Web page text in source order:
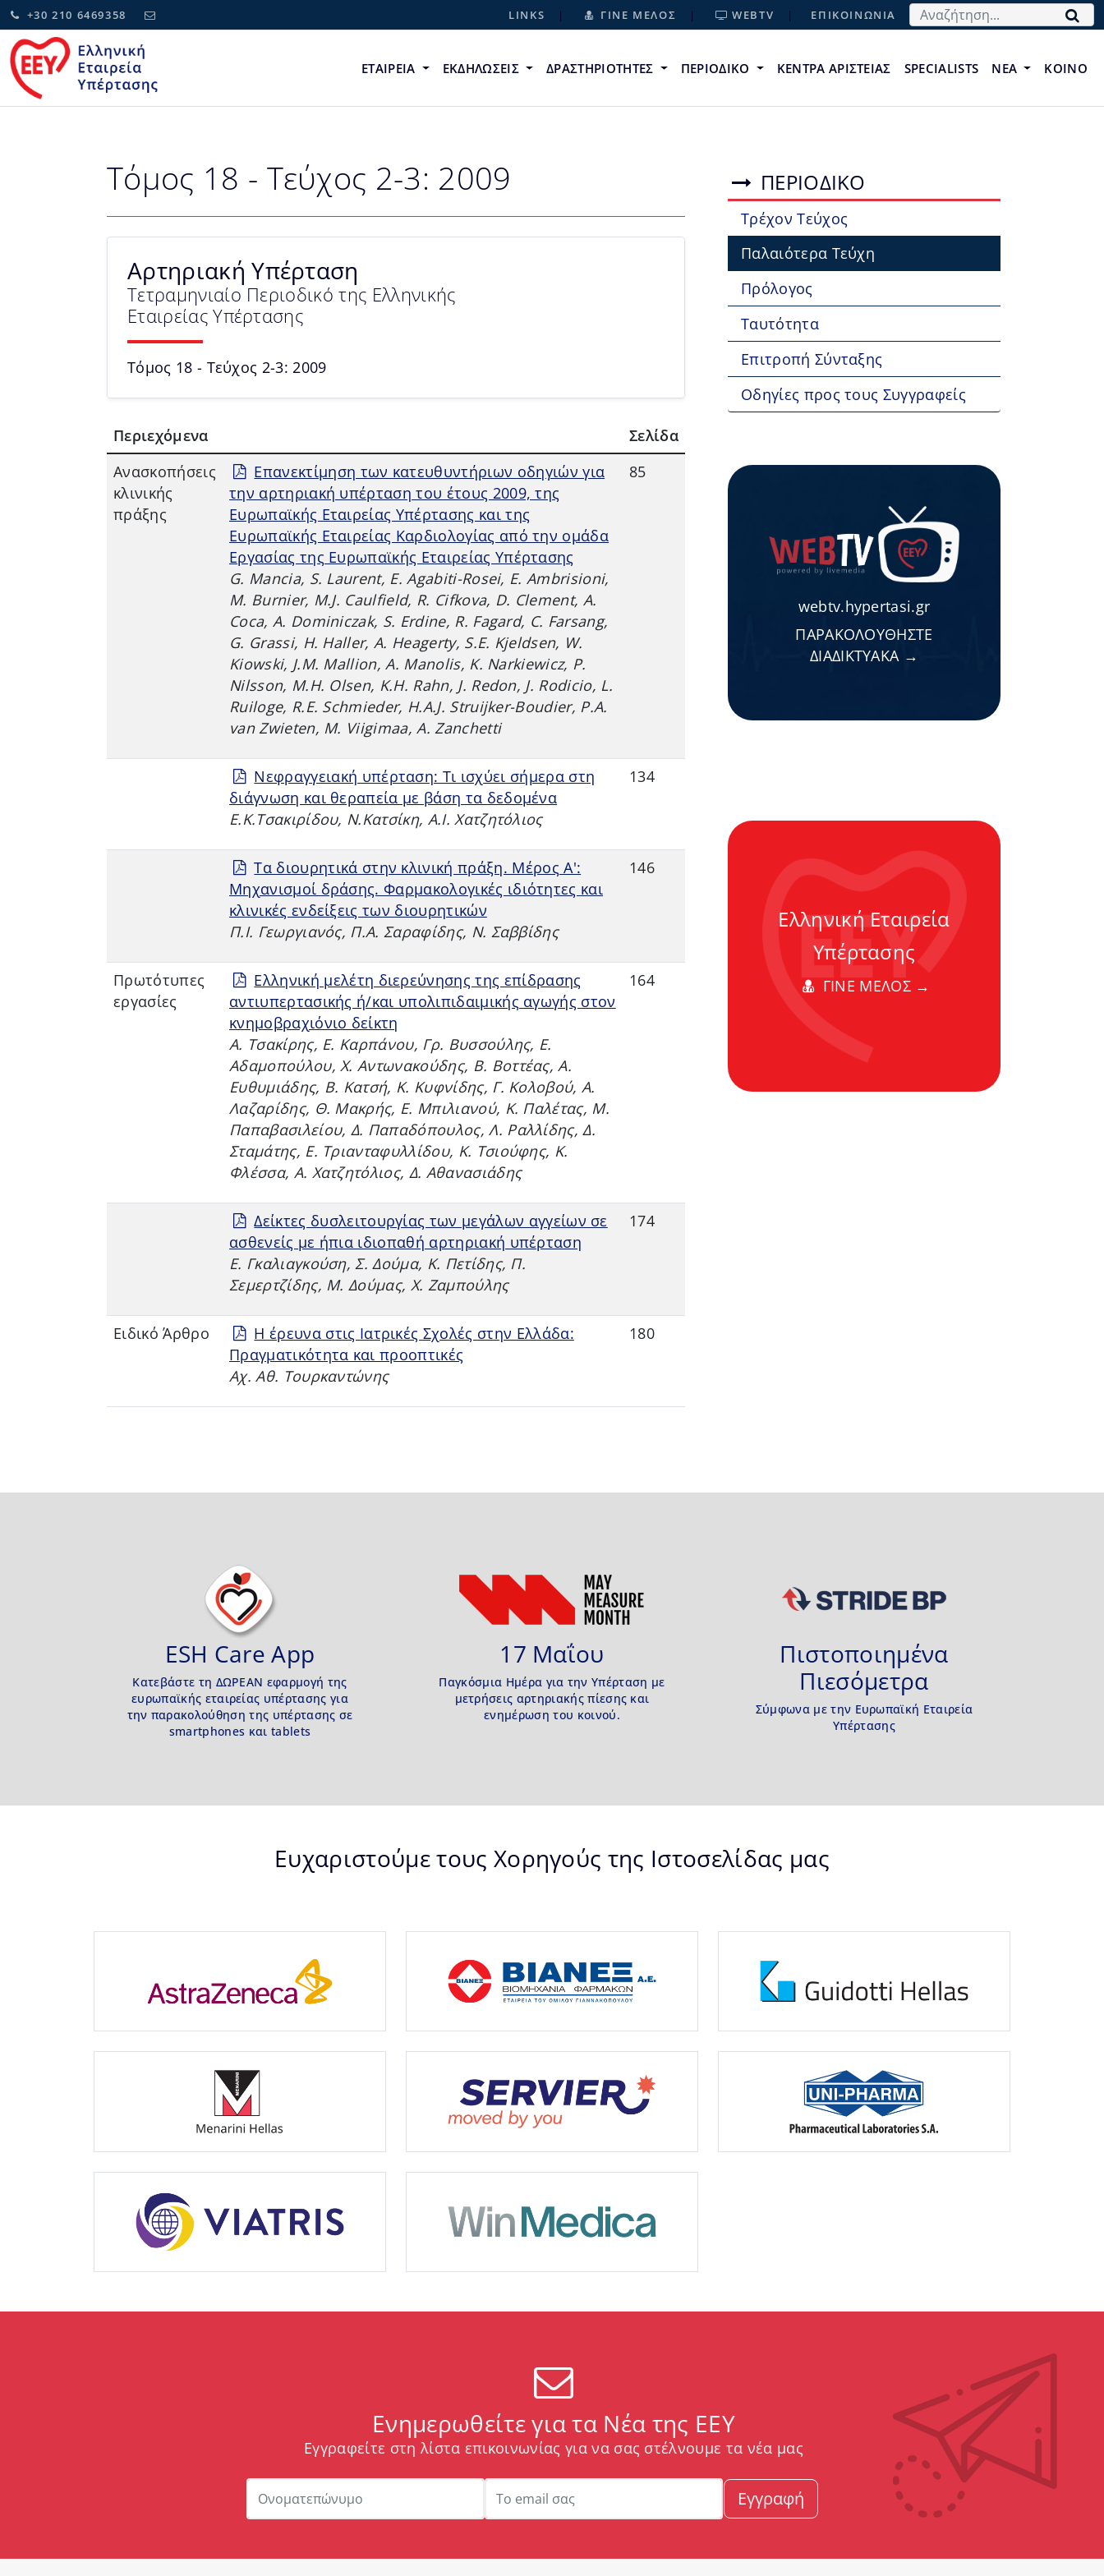
+30 210 6469358 LINKS ΓΙΝΕ ΜΕΛΟΣ WEBTV ΕΠΙΚΟΙΝΩΝΙΑ Αναζήτηση...
ΕΤΑΙΡΕΙΑ ΕΚΔΗΛΩΣΕΙΣ ΔΡΑΣΤΗΡΙΟΤΗΤΕΣ ΠΕΡΙΟΔΙΚΟ ΚΕΝΤΡΑ ΑΡΙΣΤΕΙΑΣ SPECIALISTS ΝΕΑ ΚΟΙΝΟ
Τόμος 18 - Τεύχος 2-3: 2009
Αρτηριακή Υπέρταση
Τετραμηνιαίο Περιοδικό της Ελληνικής
Εταιρείας Υπέρτασης
Τόμος 18 - Τεύχος 2-3: 2009
Περιεχόμενα
Σελίδα
Aνασκοπήσεις
κλινικής
πράξης
Επανεκτίμηση των κατευθυντήριων οδηγιών για
την αρτηριακή υπέρταση του έτους 2009, της
Ευρωπαϊκής Εταιρείας Υπέρτασης και της
Ευρωπαϊκής Εταιρείας Καρδιολογίας από την ομάδα
Εργασίας της Ευρωπαϊκής Εταιρείας Υπέρτασης
G. Mancia, S. Laurent, E. Agabiti-Rosei, E. Ambrisioni,
M. Burnier, M.J. Caulfield, R. Cifkova, D. Clement, A.
Coca, A. Dominiczak, S. Erdine, R. Fagard, C. Farsang,
G. Grassi, H. Haller, A. Heagerty, S.E. Kjeldsen, W.
Kiowski, J.M. Mallion, A. Manolis, K. Narkiewicz, P.
Nilsson, M.H. Olsen, K.H. Rahn, J. Redon, J. Rodicio, L.
Ruiloge, R.E. Schmieder, H.A.J. Struijker-Boudier, P.A.
van Zwieten, M. Viigimaa, A. Zanchetti
85
Νεφραγγειακή υπέρταση: Τι ισχύει σήμερα στη
διάγνωση και θεραπεία με βάση τα δεδομένα
Ε.Κ.Τσακιρίδου, Ν.Κατσίκη, Α.Ι. Χατζητόλιος
134
Τα διουρητικά στην κλινική πράξη. Μέρος Α':
Μηχανισμοί δράσης. Φαρμακολογικές ιδιότητες και
κλινικές ενδείξεις των διουρητικών
Π.Ι. Γεωργιανός, Π.Α. Σαραφίδης, Ν. Σαββίδης
146
Πρωτότυπες
εργασίες
Ελληνική μελέτη διερεύνησης της επίδρασης
αντιυπερτασικής ή/και υπολιπιδαιμικής αγωγής στον
κνημοβραχιόνιο δείκτη
Α. Τσακίρης, Ε. Καρπάνου, Γρ. Βυσσούλης, Ε.
Αδαμοπούλου, Χ. Αντωνακούδης, Β. Βοττέας, Α.
Ευθυμιάδης, Β. Κατσή, Κ. Κυφνίδης, Γ. Κολοβού, Α.
Λαζαρίδης, Θ. Μακρής, Ε. Μπιλιανού, Κ. Παλέτας, Μ.
Παπαβασιλείου, Δ. Παπαδόπουλος, Λ. Ραλλίδης, Δ.
Σταμάτης, Ε. Τριανταφυλλίδου, Κ. Τσιούφης, Κ.
Φλέσσα, Α. Χατζητόλιος, Δ. Αθανασιάδης
164
Δείκτες δυσλειτουργίας των μεγάλων αγγείων σε
ασθενείς με ήπια ιδιοπαθή αρτηριακή υπέρταση
Ε. Γκαλιαγκούση, Σ. Δούμα, Κ. Πετίδης, Π.
Σεμερτζίδης, Μ. Δούμας, Χ. Ζαμπούλης
174
Ειδικό Άρθρο
Η έρευνα στις Ιατρικές Σχολές στην Ελλάδα:
Πραγματικότητα και προοπτικές
Αχ. Αθ. Τουρκαντώνης
180
ΠΕΡΙΟΔΙΚΟ
Τρέχον Τεύχος
Παλαιότερα Τεύχη
Πρόλογος
Ταυτότητα
Επιτροπή Σύνταξης
Οδηγίες προς τους Συγγραφείς
webtv.hypertasi.gr
ΠΑΡΑΚΟΛΟΥΘΗΣΤΕ
ΔΙΑΔΙΚΤΥΑΚΑ →
Ελληνική Εταιρεία
Υπέρτασης
ΓΙΝΕ ΜΕΛΟΣ →
ESH Care App
Κατεβάστε τη ΔΩΡΕΑΝ εφαρμογή της
ευρωπαϊκής εταιρείας υπέρτασης για
την παρακολούθηση της υπέρτασης σε
smartphones και tablets
17 Μαΐου
Παγκόσμια Ημέρα για την Υπέρταση με
μετρήσεις αρτηριακής πίεσης και
ενημέρωση του κοινού.
Πιστοποιημένα
Πιεσόμετρα
Σύμφωνα με την Ευρωπαϊκή Εταιρεία
Υπέρτασης
Ευχαριστούμε τους Χορηγούς της Ιστοσελίδας μας
Ενημερωθείτε για τα Νέα της ΕΕΥ
Εγγραφείτε στη λίστα επικοινωνίας για να σας στέλνουμε τα νέα μας
Εγγραφή